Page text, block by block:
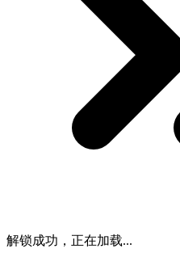
解锁成功，正在加载...